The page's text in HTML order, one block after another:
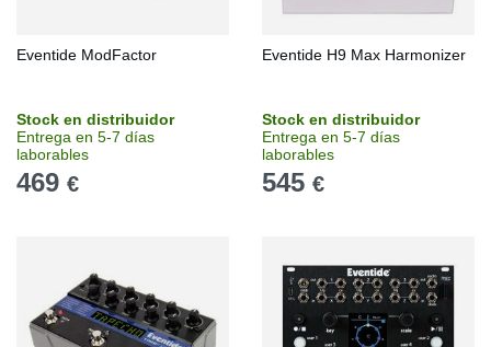
Eventide ModFactor
Stock en distribuidor
Entrega en 5-7 días
laborables
469 €
Eventide H9 Max Harmonizer
Stock en distribuidor
Entrega en 5-7 días
laborables
545 €